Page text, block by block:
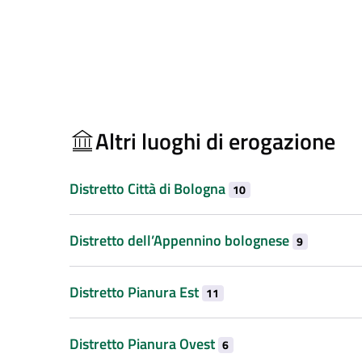
Altri luoghi di erogazione
Distretto Città di Bologna 10
Distretto dell’Appennino bolognese 9
Distretto Pianura Est 11
Distretto Pianura Ovest 6